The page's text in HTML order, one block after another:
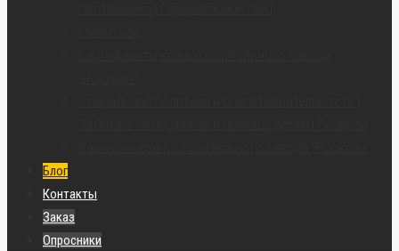
Блог
Контакты
Заказ
Опросники